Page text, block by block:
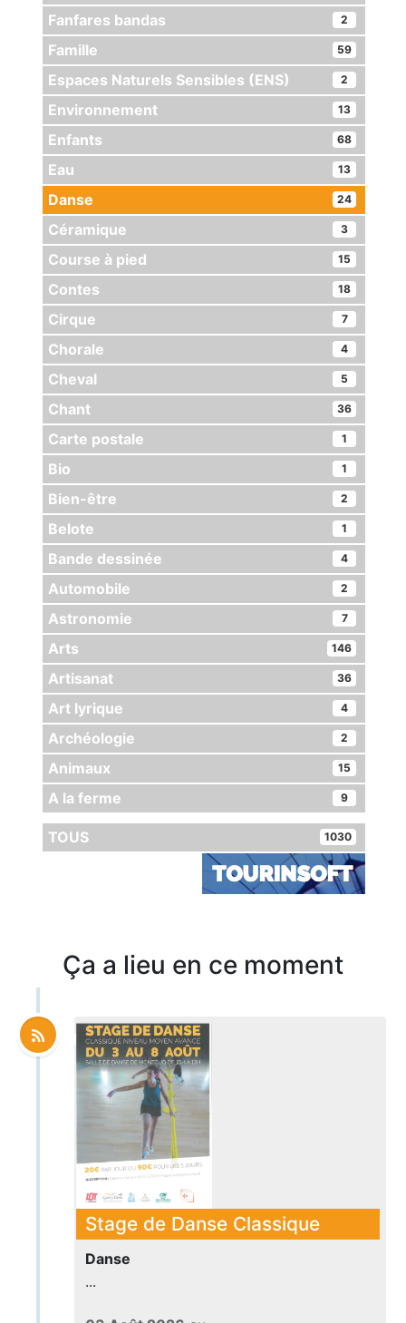
Fanfares bandas 2
Famille 59
Espaces Naturels Sensibles (ENS) 2
Environnement 13
Enfants 68
Eau 13
Danse 24
Céramique 3
Course à pied 15
Contes 18
Cirque 7
Chorale 4
Cheval 5
Chant 36
Carte postale 1
Bio 1
Bien-être 2
Belote 1
Bande dessinée 4
Automobile 2
Astronomie 7
Arts 146
Artisanat 36
Art lyrique 4
Archéologie 2
Animaux 15
A la ferme 9
TOUS 1030
Ça a lieu en ce moment
Stage de Danse Classique
Danse
...